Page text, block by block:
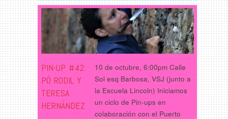
PIN-UP #42:
PÓ RODIL Y
TERESA
HERNÁNDEZ
10 de octubre, 6:00pm Calle
Sol esq Barbosa, VSJ (junto a
la Escuela Lincoln) Iniciamos
un ciclo de Pin-ups en
colaboración con el Puerto